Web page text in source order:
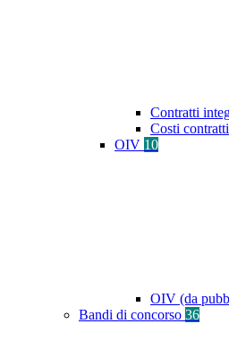
Contratti
Costi
OIV 10
OIV (da
Bandi di concorso 36